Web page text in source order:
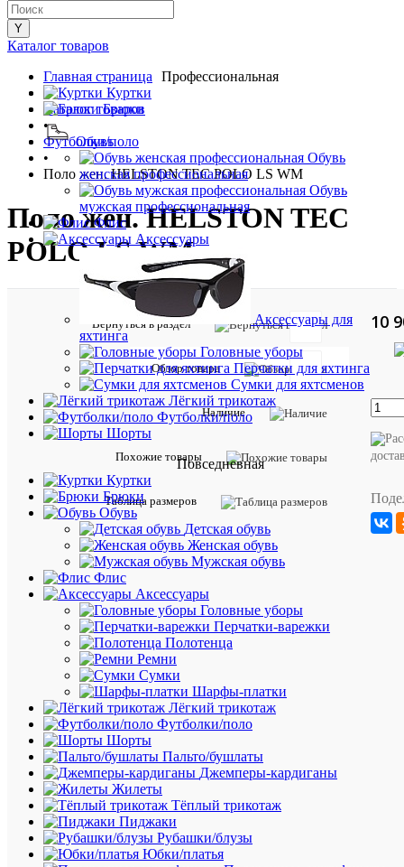
Каталог товаров
Профессиональная
Куртки
Брюки
Обувь
Обувь
женская профессиональная
Обувь
мужская профессиональная
Флис
Аксессуары
Аксессуары для
яхтинга
Головные уборы
Перчатки для яхтинга
Сумки для яхтсменов
Лёгкий трикотаж
Футболки/поло
Шорты
Повседневная
Куртки
Брюки
Обувь
Детская обувь
Женская обувь
Мужская обувь
Флис
Аксессуары
Головные уборы
Перчатки-варежки
Полотенца
Ремни
Сумки
Шарфы-платки
Лёгкий трикотаж
Футболки/поло
Шорты
Пальто/бушлаты
Джемперы-кардиганы
Жилеты
Тёплый трикотаж
Пиджаки
Рубашки/блузы
Юбки/платья
Главная страница
•
Каталог товаров
•
Футболки/поло
•
Поло жен. HELSTON TEC POLO LS WM
Поло жен. HELSTON TEC
POLO LS WM
Вернуться в раздел
Обзор товара
Наличие
Похожие товары
Таблица размеров
Новая
серия
10